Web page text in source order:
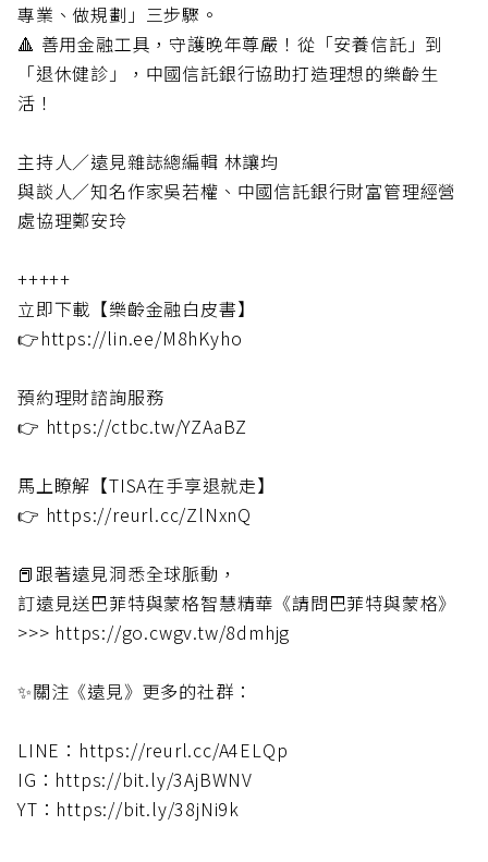
專業、做規劃」三步驟。
🔺 善用金融工具，守護晚年尊嚴！從「安養信託」到
「退休健診」，中國信託銀行協助打造理想的樂齡生
活！
主持人／遠見雜誌總編輯 林讓均
與談人／知名作家吳若權、中國信託銀行財富管理經營
處協理鄭安玲
+++++
立即下載【樂齡金融白皮書】
👉https://lin.ee/M8hKyho
預約理財諮詢服務
👉 https://ctbc.tw/YZAaBZ
馬上瞭解【TISA在手享退就走】
👉 https://reurl.cc/ZlNxnQ
📕跟著遠見洞悉全球脈動，
訂遠見送巴菲特與蒙格智慧精華《請問巴菲特與蒙格》
>>> https://go.cwgv.tw/8dmhjg
✨關注《遠見》更多的社群：
LINE：https://reurl.cc/A4ELQp
IG：https://bit.ly/3AjBWNV
YT：https://bit.ly/38jNi9k